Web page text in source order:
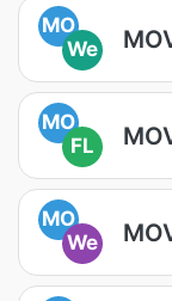
MO
We
MO
FL
MO
We